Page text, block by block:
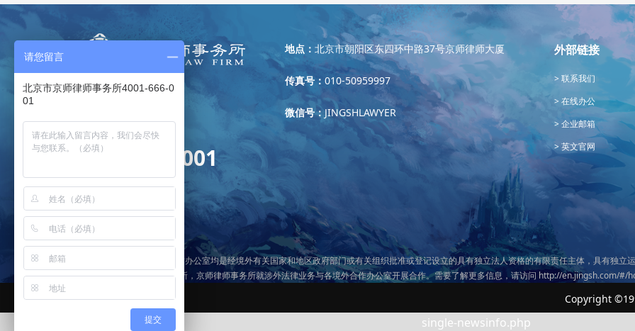
全国免费咨询热线：
4001-666-001
地点： 北京市朝阳区东四环中路37号京师律师大厦
传真号： 010-50959997
微信号：JINGSHLAWYER
外部链接
联系我们
在线办公
企业邮箱
英文官网
京师律师事务所各境外合作办公室均是经境外有关国家和地区政府部门或有关组织批准或登记设立的具有独立法人资格的有限责任主体，具有独
律所”）的分所或者关联律所，京师律师事务所就涉外法律业务与各境外合作办公室开展合作。需要了解更多信息，请访问 http://en.jingsh.com/#/
京ICP备13018228号-1 Copyright
single-newsinfo.php
请您留言
北京市京师律师事务所4001-666-0
01
提交